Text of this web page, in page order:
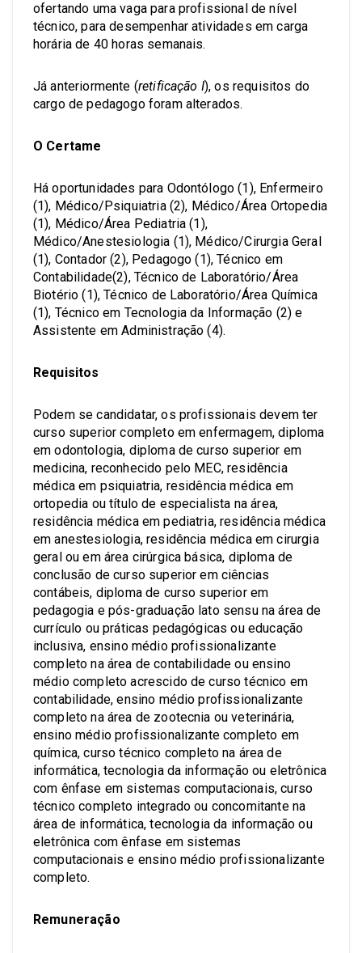
ofertando uma vaga para profissional de nível
técnico, para desempenhar atividades em carga
horária de 40 horas semanais.
Já anteriormente (retificação I), os requisitos do
cargo de pedagogo foram alterados.
O Certame
Há oportunidades para Odontólogo (1), Enfermeiro
(1), Médico/Psiquiatria (2), Médico/Área Ortopedia
(1), Médico/Área Pediatria (1),
Médico/Anestesiologia (1), Médico/Cirurgia Geral
(1), Contador (2), Pedagogo (1), Técnico em
Contabilidade(2), Técnico de Laboratório/Área
Biotério (1), Técnico de Laboratório/Área Química
(1), Técnico em Tecnologia da Informação (2) e
Assistente em Administração (4).
Requisitos
Podem se candidatar, os profissionais devem ter
curso superior completo em enfermagem, diploma
em odontologia, diploma de curso superior em
medicina, reconhecido pelo MEC, residência
médica em psiquiatria, residência médica em
ortopedia ou título de especialista na área,
residência médica em pediatria, residência médica
em anestesiologia, residência médica em cirurgia
geral ou em área cirúrgica básica, diploma de
conclusão de curso superior em ciências
contábeis, diploma de curso superior em
pedagogia e pós-graduação lato sensu na área de
currículo ou práticas pedagógicas ou educação
inclusiva, ensino médio profissionalizante
completo na área de contabilidade ou ensino
médio completo acrescido de curso técnico em
contabilidade, ensino médio profissionalizante
completo na área de zootecnia ou veterinária,
ensino médio profissionalizante completo em
química, curso técnico completo na área de
informática, tecnologia da informação ou eletrônica
com ênfase em sistemas computacionais, curso
técnico completo integrado ou concomitante na
área de informática, tecnologia da informação ou
eletrônica com ênfase em sistemas
computacionais e ensino médio profissionalizante
completo.
Remuneração